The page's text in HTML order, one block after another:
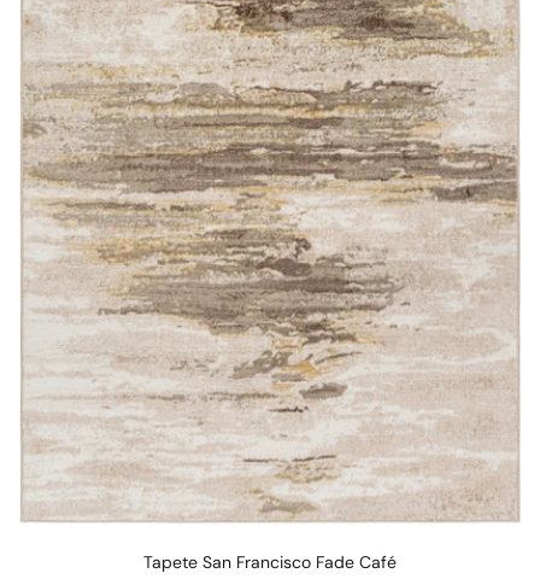
Tapete San Francisco Fade Café